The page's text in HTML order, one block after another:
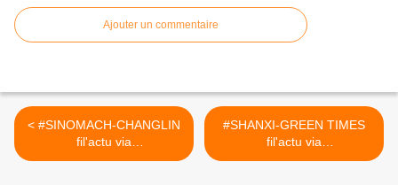
Ajouter un commentaire
< #SINOMACH-CHANGLIN
fil'actu via
CSINATECH4.02025
#SHANXI-GREEN TIMES
fil'actu via
CSINATECH4.02025 >